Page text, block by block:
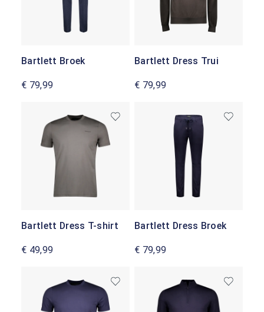
Bartlett Broek
€ 79,99
Bartlett Dress Trui
€ 79,99
Bartlett Dress T-shirt
€ 49,99
Bartlett Dress Broek
€ 79,99